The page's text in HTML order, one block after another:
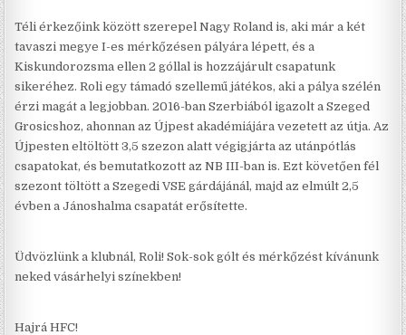
Téli érkezőink között szerepel Nagy Roland is, aki már a két
tavaszi megye I-es mérkőzésen pályára lépett, és a
Kiskundorozsma ellen 2 góllal is hozzájárult csapatunk
sikeréhez. Roli egy támadó szellemű játékos, aki a pálya szélén
érzi magát a legjobban. 2016-ban Szerbiából igazolt a Szeged
Grosicshoz, ahonnan az Újpest akadémiájára vezetett az útja. Az
Újpesten eltöltött 3,5 szezon alatt végigjárta az utánpótlás
csapatokat, és bemutatkozott az NB III-ban is. Ezt követően fél
szezont töltött a Szegedi VSE gárdájánál, majd az elmúlt 2,5
évben a Jánoshalma csapatát erősítette.
Üdvözlünk a klubnál, Roli! Sok-sok gólt és mérkőzést kívánunk
neked vásárhelyi színekben!
Hajrá HFC!